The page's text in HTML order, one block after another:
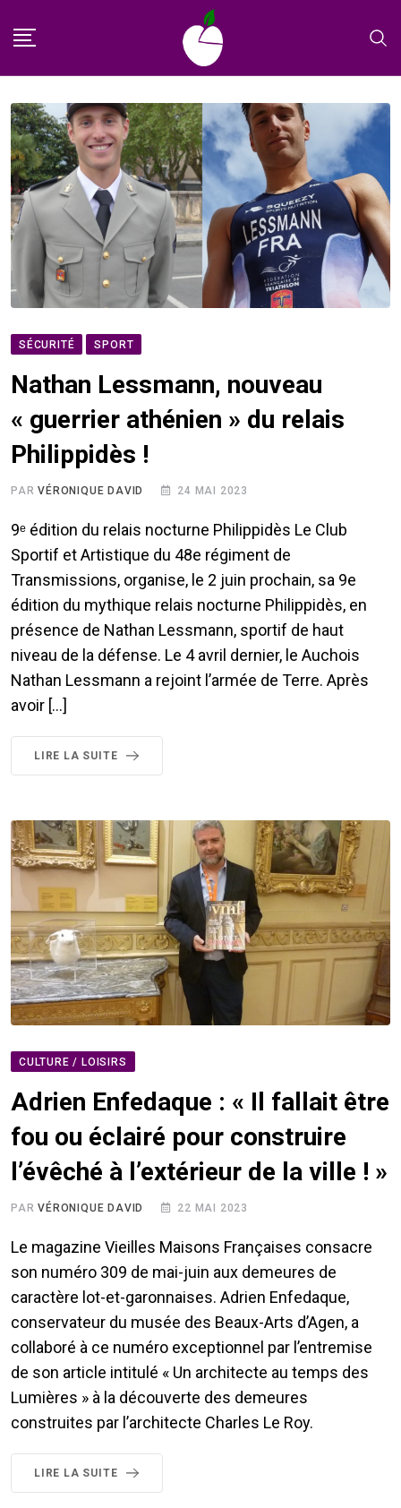
SÉCURITÉ SPORT
Nathan Lessmann, nouveau
« guerrier athénien » du relais
Philippidès !
PARVÉRONIQUE DAVID 24 MAI 2023
9ᵉ édition du relais nocturne Philippidès Le Club
Sportif et Artistique du 48e régiment de
Transmissions, organise, le 2 juin prochain, sa 9e
édition du mythique relais nocturne Philippidès, en
présence de Nathan Lessmann, sportif de haut
niveau de la défense. Le 4 avril dernier, le Auchois
Nathan Lessmann a rejoint l’armée de Terre. Après
avoir […]
LIRE LA SUITE
CULTURE / LOISIRS
Adrien Enfedaque : « Il fallait être
fou ou éclairé pour construire
l’évêché à l’extérieur de la ville ! »
PARVÉRONIQUE DAVID 22 MAI 2023
Le magazine Vieilles Maisons Françaises consacre
son numéro 309 de mai-juin aux demeures de
caractère lot-et-garonnaises. Adrien Enfedaque,
conservateur du musée des Beaux-Arts d’Agen, a
collaboré à ce numéro exceptionnel par l’entremise
de son article intitulé « Un architecte au temps des
Lumières » à la découverte des demeures
construites par l’architecte Charles Le Roy.
LIRE LA SUITE